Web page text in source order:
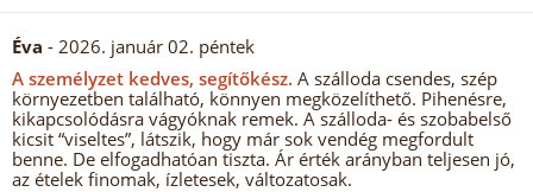
Éva - 2026. január 02. péntek
A személyzet kedves, segítőkész. A szálloda csendes, szép
környezetben található, könnyen megközelíthető. Pihenésre,
kikapcsolódásra vágyóknak remek. A szálloda- és szobabelső
kicsit “viseltes”, látszik, hogy már sok vendég megfordult
benne. De elfogadhatóan tiszta. Ár érték arányban teljesen jó,
az ételek finomak, ízletesek, változatosak.